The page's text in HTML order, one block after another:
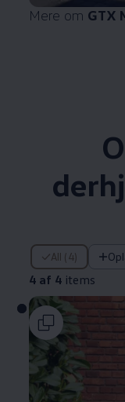
Mere om GTX
All (4)
4 af 4 items
4 af 4 items